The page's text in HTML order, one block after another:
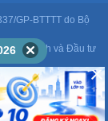
GP-BTTTT do Bộ
Kế hoạch và Đầu tư